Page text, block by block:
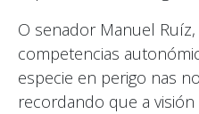
O senador Manuel
competencias
especie en perigo nas
recordando que a